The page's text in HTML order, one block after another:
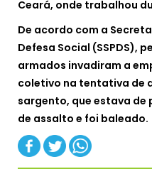
Ceará, onde trabalhou
De acordo com a
Defesa Social (SSPDS),
armados invadiram a
coletivo na tentativa de
sargento, que estava
de assalto e foi baleado.